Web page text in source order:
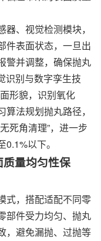
、视觉检测模块，
件表面状态，一旦出
警并调整，确保抛丸
识别与数字孪生技
形貌，识别氧化
法规划抛丸路径，
死角清理”，进一步
以下。
量均匀性保
式，搭配适配不同零
部件受力均匀、抛丸
，避免漏抛、过抛等